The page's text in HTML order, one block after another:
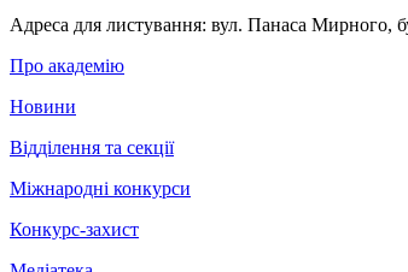
Адреса для листування: вул. Панаса Мирного,
Про академію
Новини
Відділення та секції
Міжнародні конкурси
Конкурс-захист